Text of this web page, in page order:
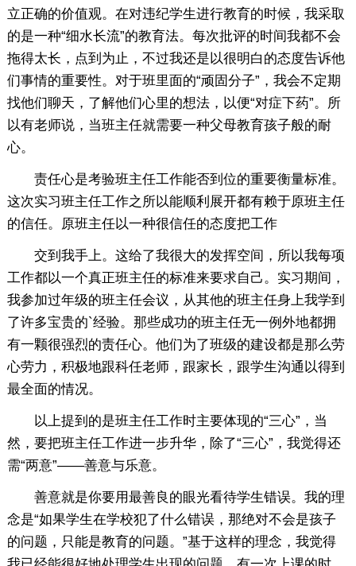
立正确的价值观。在对违纪学生进行教育的时候，我采取
的是一种“细水长流”的教育法。每次批评的时间我都不会
拖得太长，点到为止，不过我还是以很明白的态度告诉他
们事情的重要性。对于班里面的“顽固分子”，我会不定期
找他们聊天，了解他们心里的想法，以便“对症下药”。所
以有老师说，当班主任就需要一种父母教育孩子般的耐
心。
责任心是考验班主任工作能否到位的重要衡量标准。
这次实习班主任工作之所以能顺利展开都有赖于原班主任
的信任。原班主任以一种很信任的态度把工作
交到我手上。这给了我很大的发挥空间，所以我每项
工作都以一个真正班主任的标准来要求自己。实习期间，
我参加过年级的班主任会议，从其他的班主任身上我学到
了许多宝贵的`经验。那些成功的班主任无一例外地都拥
有一颗很强烈的责任心。他们为了班级的建设都是那么劳
心劳力，积极地跟科任老师，跟家长，跟学生沟通以得到
最全面的情况。
以上提到的是班主任工作时主要体现的“三心”，当
然，要把班主任工作进一步升华，除了“三心”，我觉得还
需“两意”——善意与乐意。
善意就是你要用最善良的眼光看待学生错误。我的理
念是“如果学生在学校犯了什么错误，那绝对不会是孩子
的问题，只能是教育的问题。”基于这样的理念，我觉得